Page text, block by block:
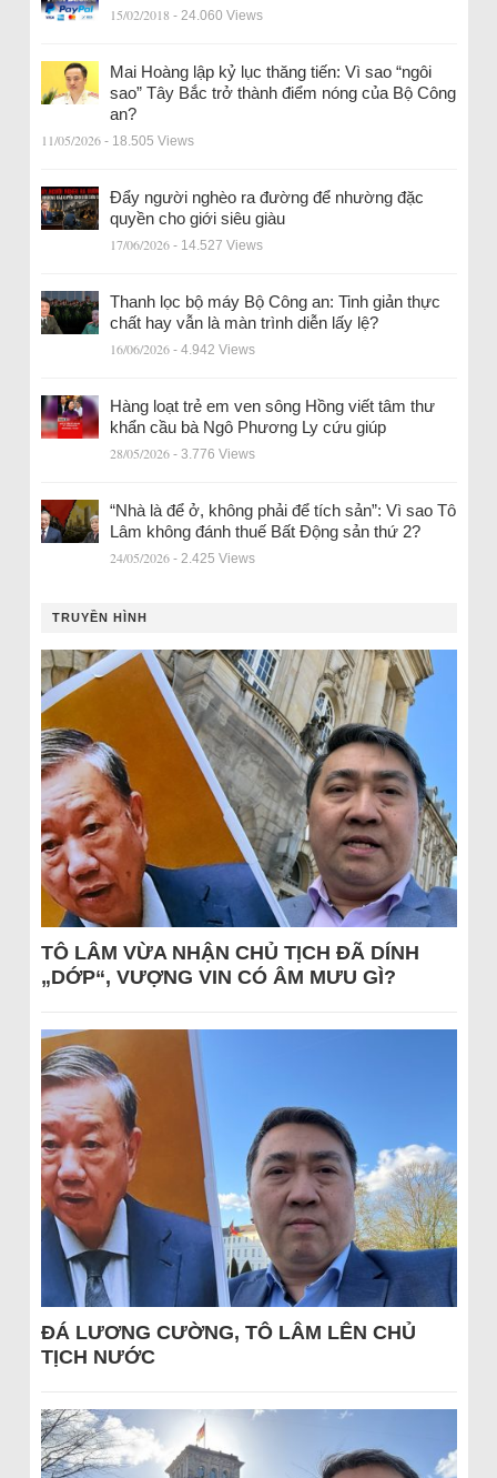
15/02/2018 - 24.060 Views
Mai Hoàng lập kỷ lục thăng tiến: Vì sao “ngôi
sao” Tây Bắc trở thành điểm nóng của Bộ Công
an?
11/05/2026 - 18.505 Views
Đẩy người nghèo ra đường để nhường đặc
quyền cho giới siêu giàu
17/06/2026 - 14.527 Views
Thanh lọc bộ máy Bộ Công an: Tinh giản thực
chất hay vẫn là màn trình diễn lấy lệ?
16/06/2026 - 4.942 Views
Hàng loạt trẻ em ven sông Hồng viết tâm thư
khẩn cầu bà Ngô Phương Ly cứu giúp
28/05/2026 - 3.776 Views
“Nhà là để ở, không phải để tích sản”: Vì sao Tô
Lâm không đánh thuế Bất Động sản thứ 2?
24/05/2026 - 2.425 Views
TRUYỀN HÌNH
TÔ LÂM VỪA NHẬN CHỦ TỊCH ĐÃ DÍNH
„DỚP“, VƯỢNG VIN CÓ ÂM MƯU GÌ?
ĐÁ LƯƠNG CƯỜNG, TÔ LÂM LÊN CHỦ
TỊCH NƯỚC